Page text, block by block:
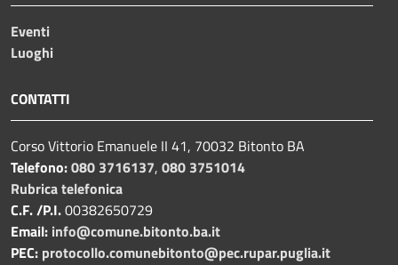
Eventi
Luoghi
CONTATTI
Corso Vittorio Emanuele II 41, 70032 Bitonto BA
Telefono:080 3716137, 080 3751014
Rubrica telefonica
C.F. /P.I.00382650729
Email: info@comune.bitonto.ba.it
PEC: protocollo.comunebitonto@pec.rupar.puglia.it